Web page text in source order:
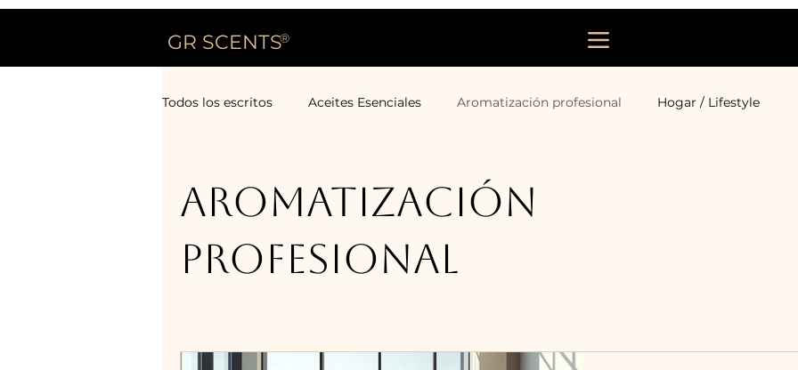
GR SCENTS®
Todos los escritos Aceites Esenciales Aromatización profesional Hogar / Lifestyle
Aromatización
profesional